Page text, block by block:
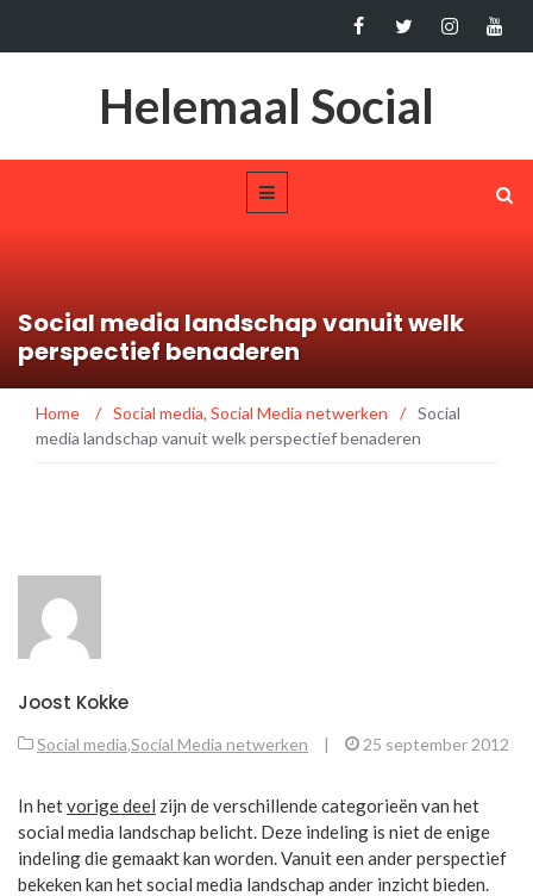
Helemaal Social
Social media landschap vanuit welk
perspectief benaderen
Home / Social media, Social Media netwerken / Social
media landschap vanuit welk perspectief benaderen
Joost Kokke
Social media,Social Media netwerken | 25 september 2012
In hetvorige deel zijn de verschillende categorieën van het
social media landschap belicht. Deze indeling is niet de enige
indeling die gemaakt kan worden. Vanuit een ander perspectief
bekeken kan het social media landschap ander inzicht bieden.